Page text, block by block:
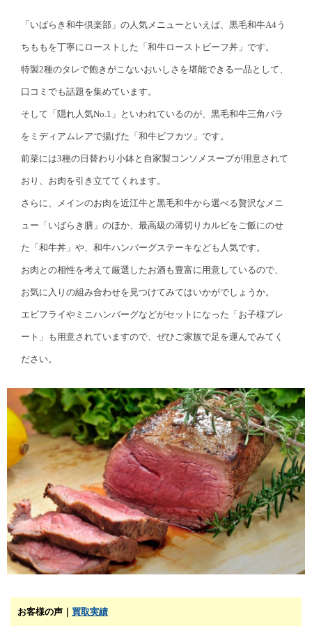
「いばらき和牛倶楽部」の人気メニューといえば、黒毛和牛A4う
ちももを丁寧にローストした「和牛ローストビーフ丼」です。
特製2種のタレで飽きがこないおいしさを堪能できる一品として、
口コミでも話題を集めています。
そして「隠れ人気No.1」といわれているのが、黒毛和牛三角バラ
をミディアムレアで揚げた「和牛ビフカツ」です。
前菜には3種の日替わり小鉢と自家製コンソメスープが用意されて
おり、お肉を引き立ててくれます。
さらに、メインのお肉を近江牛と黒毛和牛から選べる贅沢なメニ
ュー「いばらき膳」のほか、最高級の薄切りカルビをご飯にのせ
た「和牛丼」や、和牛ハンバーグステーキなども人気です。
お肉との相性を考えて厳選したお酒も豊富に用意しているので、
お気に入りの組み合わせを見つけてみてはいかがでしょうか。
エビフライやミニハンバーグなどがセットになった「お子様プレ
ート」も用意されていますので、ぜひご家族で足を運んでみてく
ださい。
お客様の声｜ 買取実績